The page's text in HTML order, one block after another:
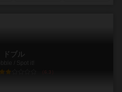
ドブル
/ Spot it!
6.3